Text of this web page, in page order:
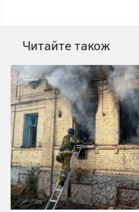
Читайте також